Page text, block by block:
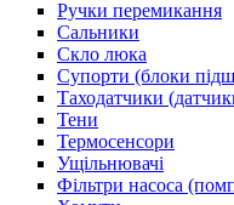
Ручки перемикання
Сальники
Скло люка
Супорти (блоки
Таходатчики
Тени
Термосенсори
Ущільнювачі
Фільтри насоса